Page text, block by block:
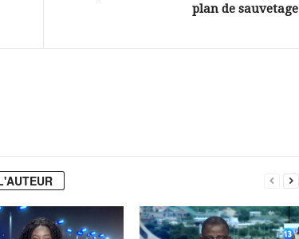
plan de sauvetage